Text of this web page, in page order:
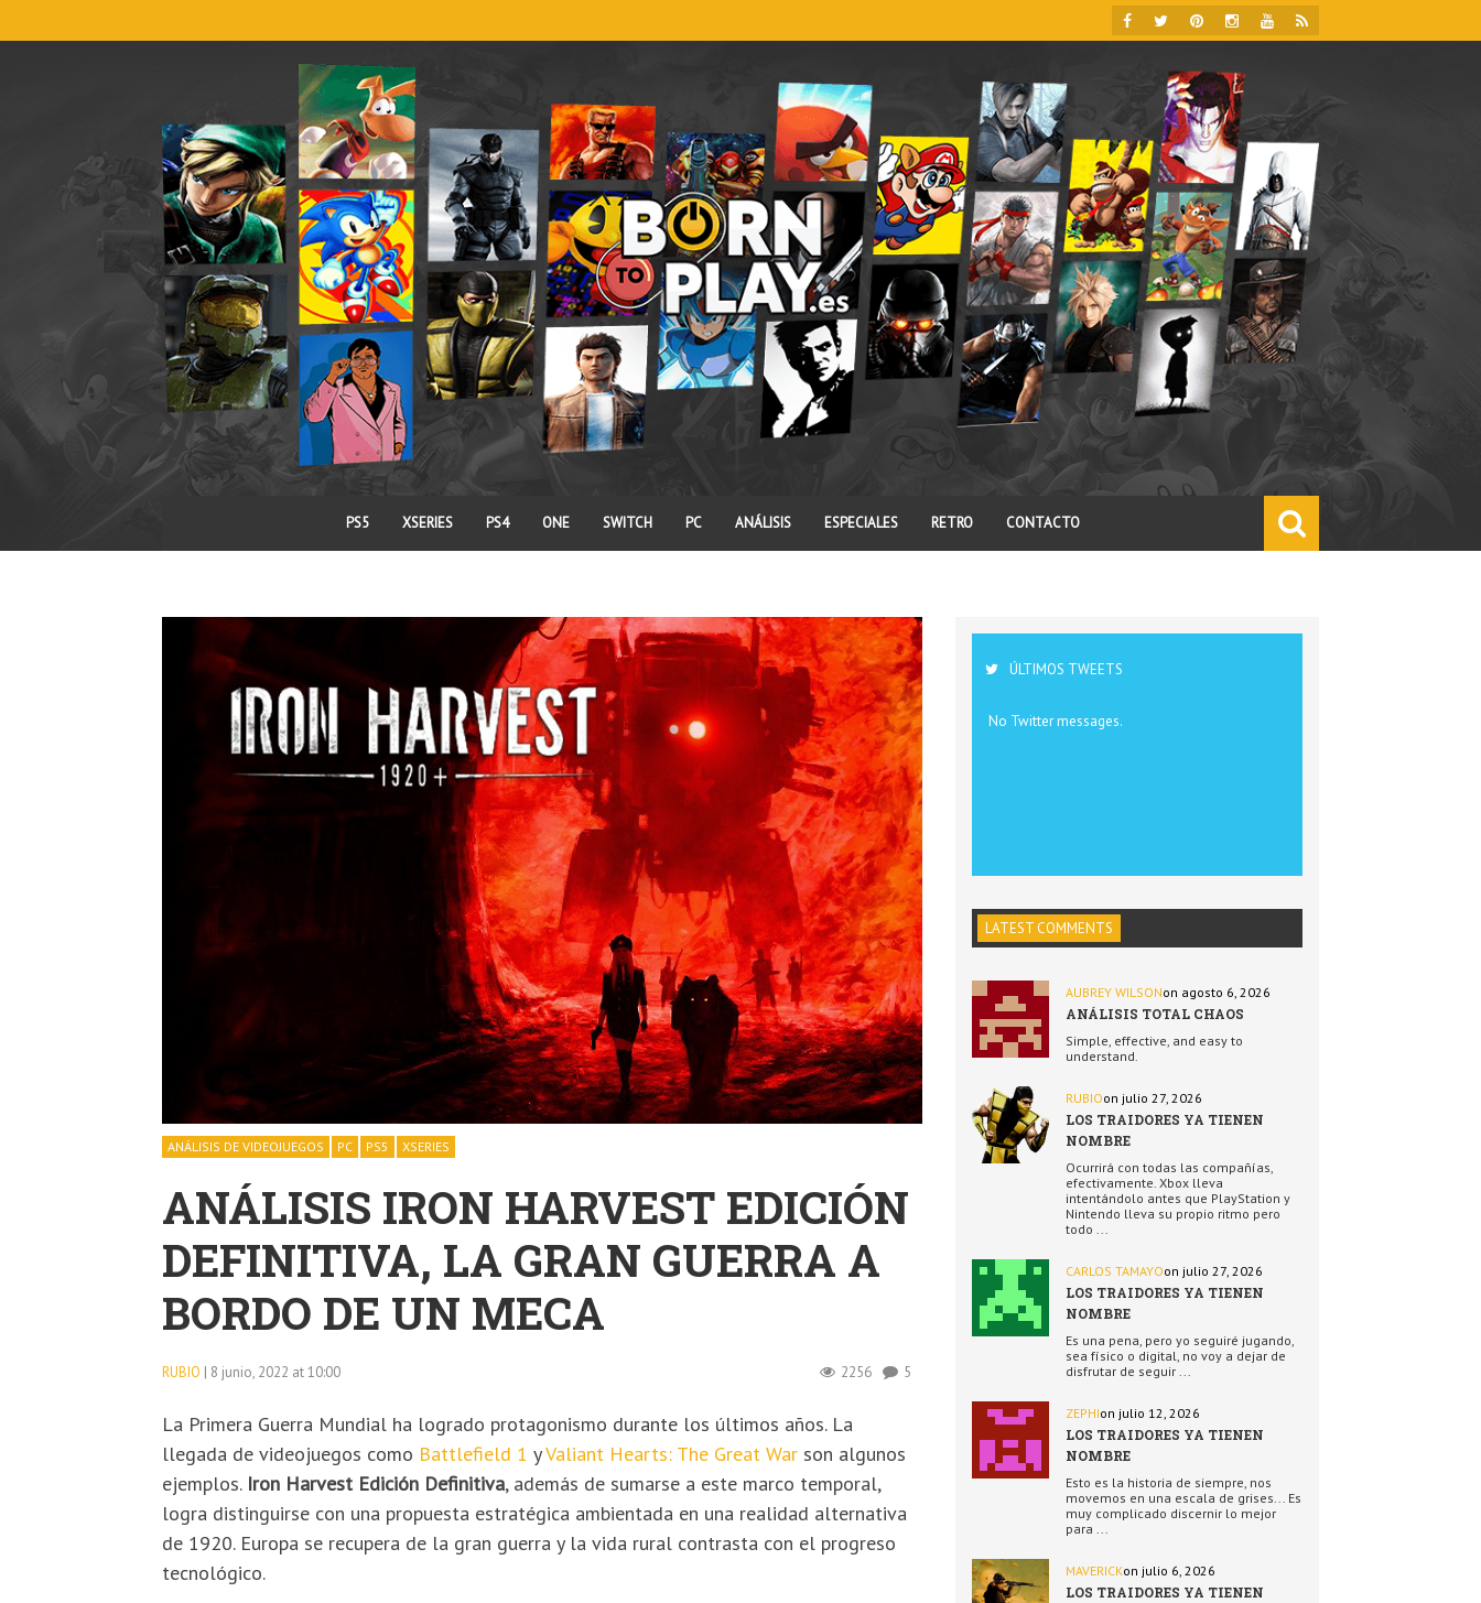
PS5 XSERIES PS4 ONE SWITCH PC ANÁLISIS ESPECIALES RETRO CONTACTO
ANÁLISIS DE VIDEOJUEGOS PC PS5 XSERIES
ANÁLISIS IRON HARVEST EDICIÓN
DEFINITIVA, LA GRAN GUERRA A
BORDO DE UN MECA
RUBIO | 8 junio, 2022 at 10:00 2256 5
La Primera Guerra Mundial ha logrado protagonismo durante los últimos años. La
llegada de videojuegos como Battlefield 1 yValiant Hearts: The Great War son algunos
ejemplos. Iron Harvest Edición Definitiva, además de sumarse a este marco temporal,
logra distinguirse con una propuesta estratégica ambientada en una realidad alternativa
de 1920. Europa se recupera de la gran guerra y la vida rural contrasta con el progreso
tecnológico.
ÚLTIMOS TWEETS
No Twitter messages.
LATEST COMMENTS
AUBREY WILSONon agosto 6, 2026
ANÁLISIS TOTAL CHAOS
Simple, effective, and easy to
understand.
RUBIOon julio 27, 2026
LOS TRAIDORES YA TIENEN
NOMBRE
Ocurrirá con todas las compañías,
efectivamente. Xbox lleva
intentándolo antes que PlayStation y
Nintendo lleva su propio ritmo pero
todo ...
CARLOS TAMAYOon julio 27, 2026
LOS TRAIDORES YA TIENEN
NOMBRE
Es una pena, pero yo seguiré jugando,
sea físico o digital, no voy a dejar de
disfrutar de seguir ...
ZEPHIon julio 12, 2026
LOS TRAIDORES YA TIENEN
NOMBRE
Esto es la historia de siempre, nos
movemos en una escala de grises... Es
muy complicado discernir lo mejor
para ...
MAVERICKon julio 6, 2026
LOS TRAIDORES YA TIENEN